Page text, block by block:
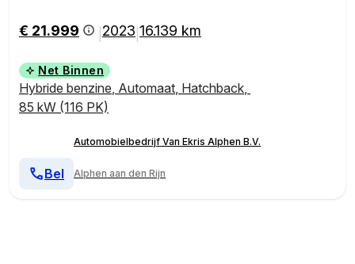
€ 21.999 2023 16.139 km
Net Binnen
Hybride benzine, Automaat, Hatchback,
85 kW (116 PK)
Automobielbedrijf Van Ekris Alphen B.V.
Alphen aan den Rijn
Bel